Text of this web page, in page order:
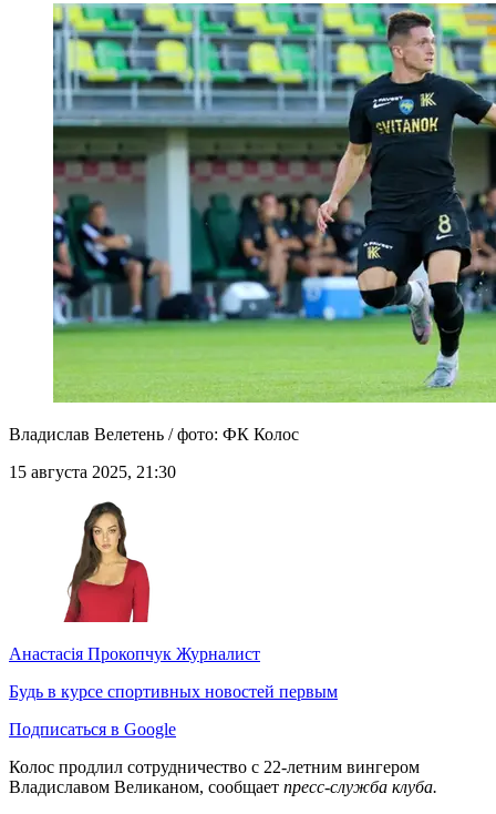
Владислав Велетень / фото: ФК Колос
15 августа 2025, 21:30
Анастасія Прокопчук Журналист
Будь в курсе спортивных новостей первым
Подписаться в Google
Колос продлил сотрудничество с 22-летним вингером
Владиславом Великаном, сообщает пресс-служба клуба.